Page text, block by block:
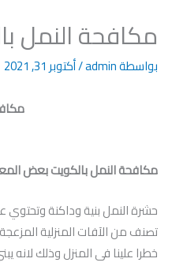
مكافحة النمل
بواسطةadmin
/أكتوبر 31, 2021
مكافحة النمل بالكويت بعض
حشرة النمل بنية وداكنة وتحتوي
تصنف من الآفات المنزلية
خطرا علينا فى المنزل وذلك